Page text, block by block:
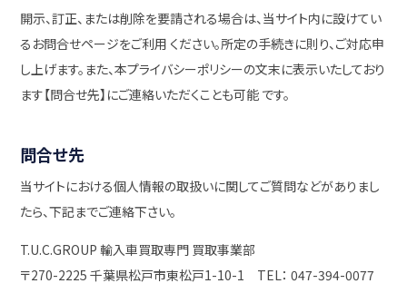
開示、訂正、または削除を要請される場合は、当サイト内に設けてい
るお問合せページをご利用 ください。所定の手続きに則り、ご対応申
し上げます。また、本プライバシーポリシーの文末に表示いたしており
ます【問合せ先】にご連絡いただくことも可能 です。
問合せ先
当サイトにおける個人情報の取扱いに関してご質問などがありまし
たら、下記までご連絡下さい。
T.U.C.GROUP 輸入車買取専門 買取事業部
〒270-2225 千葉県松戸市東松戸1-10-1 TEL： 047-394-0077